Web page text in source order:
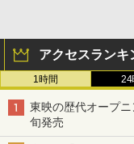
アクセスランキ
1時間 24
東映の歴代オープ
旬発売